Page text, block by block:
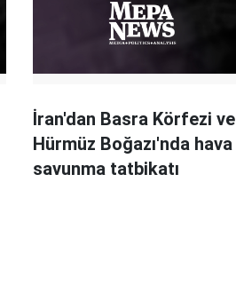
İran'dan Basra Körfezi ve
Hürmüz Boğazı'nda hava
savunma tatbikatı